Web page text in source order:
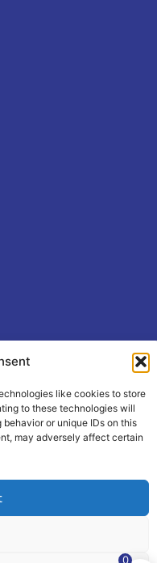
like cookies to store
to these technologies will
or unique IDs on this
may adversely affect certain
Federation Hungarian
Agency
0